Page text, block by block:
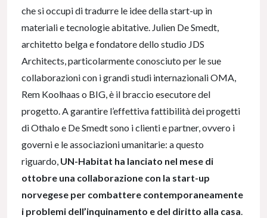
che si occupi di tradurre le idee della start-up in
materiali e tecnologie abitative. Julien De Smedt,
architetto belga e fondatore dello studio JDS
Architects, particolarmente conosciuto per le sue
collaborazioni con i grandi studi internazionali OMA,
Rem Koolhaas o BIG, è il braccio esecutore del
progetto. A garantire l’effettiva fattibilità dei progetti
di Othalo e De Smedt sono i clienti e partner, ovvero i
governi e le associazioni umanitarie: a questo
riguardo, UN-Habitat ha lanciato nel mese di
ottobre una collaborazione con la start-up
norvegese per combattere contemporaneamente
i problemi dell’inquinamento e del diritto alla casa.